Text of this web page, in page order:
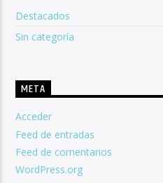
Destacados
Sin categoría
META
Acceder
Feed de entradas
Feed de comentarios
WordPress.org